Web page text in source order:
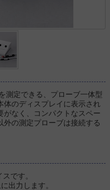
測定できる、プローブ一体型
体のディスプレイに表示され
がなく、コンパクトなスペー
外の測定プローブは接続する
です。
出力します。